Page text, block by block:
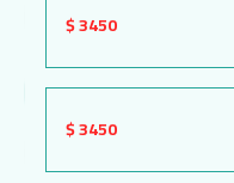
3450 $
3450 $